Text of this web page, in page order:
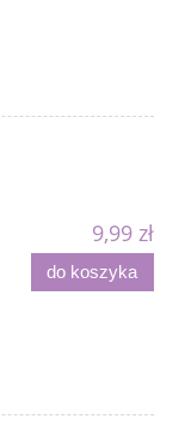
9,99 zł
do koszyka